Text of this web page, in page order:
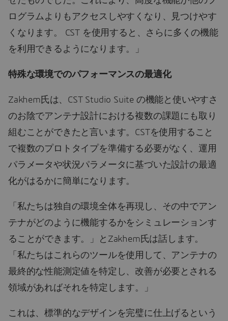
ログラムよりもアクセスしやすくなり、見つけやす
くなります。 CST を使用すると、さらに多くの機能
を利用できるようになります。」
特殊な環境でのパフォーマンスの最適化
Zakhem氏は、CST Studio Suite の機能と使いやすさ
のお陰でアンテナ設計における複数の課題にも取り
組むことができたと言います。CSTを使用すること
で複数のプロトタイプを準備する必要がなく、運用
パラメータや状況パラメータに基づいた設計の最適
化がはるかに簡単になります。
「私たちは独自の環境全体を再現し、その中でアン
テナがどのように機能するかをシミュレーションす
ることができます。」とZakhem氏は話します。
「私たちはこれらのツールを使用して、アンテナの
最終的な性能測定値を特定し、改善が必要とされる
領域があればそれを特定します。」
これは、標準的なデザインを完璧に仕上げるという